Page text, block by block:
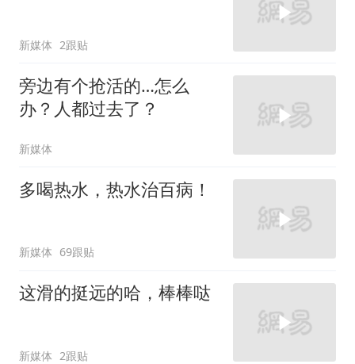
新媒体 2跟贴
旁边有个抢活的…怎么
办？人都过去了？
新媒体
多喝热水，热水治百病！
新媒体 69跟贴
这滑的挺远的哈，棒棒哒
新媒体 2跟贴